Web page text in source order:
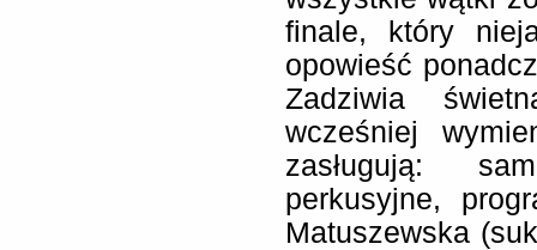
finale, który
opowieść
Zadziwia
wcześniej
zasługują:
perkusyjne,
Matuszewska